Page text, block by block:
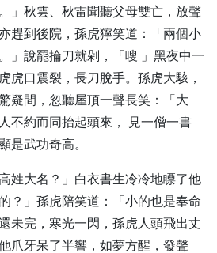
」秋雲、秋雷聞聽父母雙亡，放聲
趕到後院，孫虎獰笑道：「兩個小
」說罷掄刀就剁，「嗖 」黑夜中一
虎口震裂，長刀脫手。孫虎大駭，
疑間，忽聽屋頂一聲長笑：「大
不約而同抬起頭來， 見一僧一書
是武功奇高。
姓大名？」白衣書生冷冷地瞟了他
？」孫虎陪笑道：「小的也是奉命
完，寒光一閃，孫虎人頭飛出丈
爪牙呆了半響，如夢方醒，發聲